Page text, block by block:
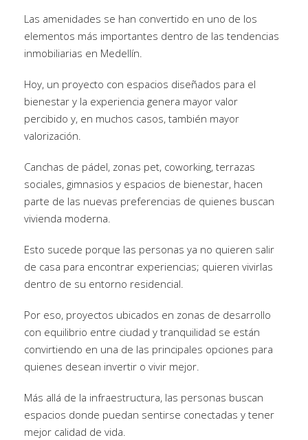
Las amenidades se han convertido en uno de los
elementos más importantes dentro de las tendencias
inmobiliarias en Medellín.
Hoy, un proyecto con espacios diseñados para el
bienestar y la experiencia genera mayor valor
percibido y, en muchos casos, también mayor
valorización.
Canchas de pádel, zonas pet, coworking, terrazas
sociales, gimnasios y espacios de bienestar, hacen
parte de las nuevas preferencias de quienes buscan
vivienda moderna.
Esto sucede porque las personas ya no quieren salir
de casa para encontrar experiencias; quieren vivirlas
dentro de su entorno residencial.
Por eso, proyectos ubicados en zonas de desarrollo
con equilibrio entre ciudad y tranquilidad se están
convirtiendo en una de las principales opciones para
quienes desean invertir o vivir mejor.
Más allá de la infraestructura, las personas buscan
espacios donde puedan sentirse conectadas y tener
mejor calidad de vida.